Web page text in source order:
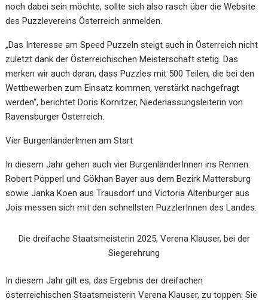
noch dabei sein möchte, sollte sich also rasch über die Website
des Puzzlevereins Österreich anmelden.
„Das Interesse am Speed Puzzeln steigt auch in Österreich nicht
zuletzt dank der Österreichischen Meisterschaft stetig. Das
merken wir auch daran, dass Puzzles mit 500 Teilen, die bei den
Wettbewerben zum Einsatz kommen, verstärkt nachgefragt
werden“, berichtet Doris Kornitzer, Niederlassungsleiterin von
Ravensburger Österreich.
Vier BurgenländerInnen am Start
In diesem Jahr gehen auch vier BurgenländerInnen ins Rennen:
Robert Pöpperl und Gökhan Bayer aus dem Bezirk Mattersburg
sowie Janka Koen aus Trausdorf und Victoria Altenburger aus
Jois messen sich mit den schnellsten PuzzlerInnen des Landes.
Die dreifache Staatsmeisterin 2025, Verena Klauser, bei der
Siegerehrung
In diesem Jahr gilt es, das Ergebnis der dreifachen
österreichischen Staatsmeisterin Verena Klauser, zu toppen: Sie